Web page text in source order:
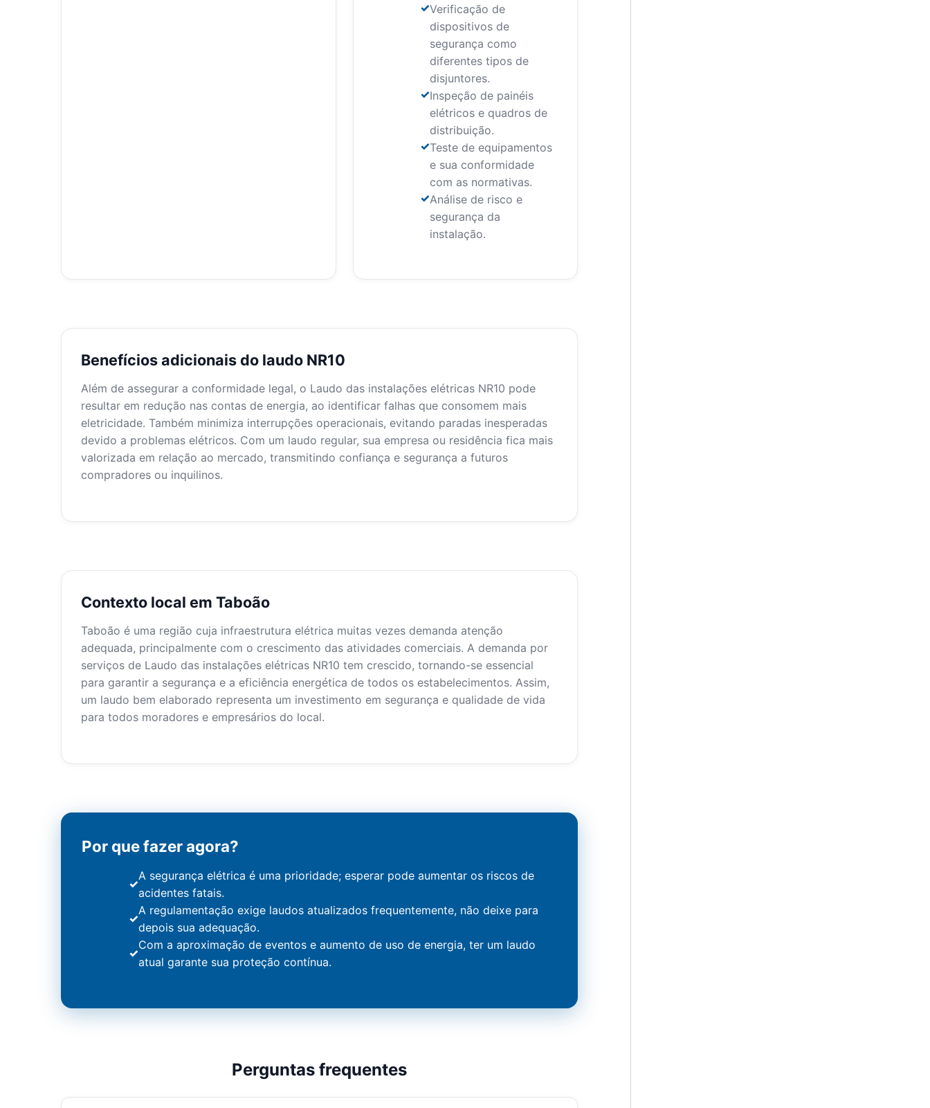
Verificação de
dispositivos de
segurança como
diferentes tipos de
disjuntores.
Inspeção de painéis
elétricos e quadros de
distribuição.
Teste de equipamentos
e sua conformidade
com as normativas.
Análise de risco e
segurança da
instalação.
Benefícios adicionais do laudo NR10
Além de assegurar a conformidade legal, o Laudo das instalações elétricas NR10 pode
resultar em redução nas contas de energia, ao identificar falhas que consomem mais
eletricidade. Também minimiza interrupções operacionais, evitando paradas inesperadas
devido a problemas elétricos. Com um laudo regular, sua empresa ou residência fica mais
valorizada em relação ao mercado, transmitindo confiança e segurança a futuros
compradores ou inquilinos.
Contexto local em Taboão
Taboão é uma região cuja infraestrutura elétrica muitas vezes demanda atenção
adequada, principalmente com o crescimento das atividades comerciais. A demanda por
serviços de Laudo das instalações elétricas NR10 tem crescido, tornando-se essencial
para garantir a segurança e a eficiência energética de todos os estabelecimentos. Assim,
um laudo bem elaborado representa um investimento em segurança e qualidade de vida
para todos moradores e empresários do local.
Por que fazer agora?
A segurança elétrica é uma prioridade; esperar pode aumentar os riscos de
acidentes fatais.
A regulamentação exige laudos atualizados frequentemente, não deixe para
depois sua adequação.
Com a aproximação de eventos e aumento de uso de energia, ter um laudo
atual garante sua proteção contínua.
Perguntas frequentes